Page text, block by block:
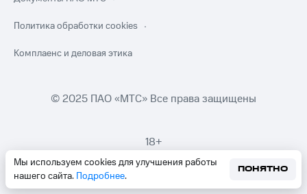
Мы используем cookies для улучшения работы
нашего сайта. Подробнее.
ПОНЯТНО
Политика обработки cookies
Комплаенс и деловая этика
© 2025 ПАО «МТС» Все права защищены
18+